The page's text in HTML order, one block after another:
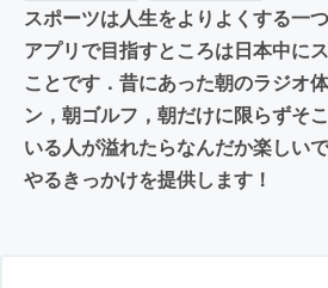
スポーツは人生をよりよくする一
アプリで目指すところは日本中に
ことです．昔にあった朝のラジオ
ン，朝ゴルフ，朝だけに限らずそ
いる人が溢れたらなんだか楽しい
やるきっかけを提供します！